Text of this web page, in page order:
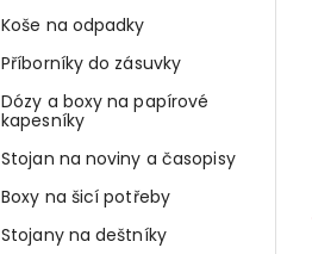
Koše na odpadky
Příborníky do zásuvky
Dózy a boxy na papírové
kapesníky
Stojan na noviny a časopisy
Boxy na šicí potřeby
Stojany na deštníky